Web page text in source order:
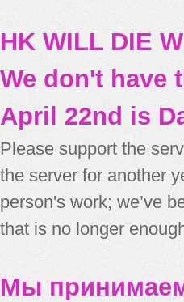
HK WILL DIE
We don't have
April 22nd is
Please support the
the server for another
person's work; we’ve
that is no longer
Мы